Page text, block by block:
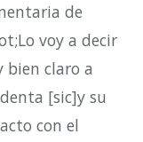
de
voy a decir
bien claro a
[sic]y su
con el